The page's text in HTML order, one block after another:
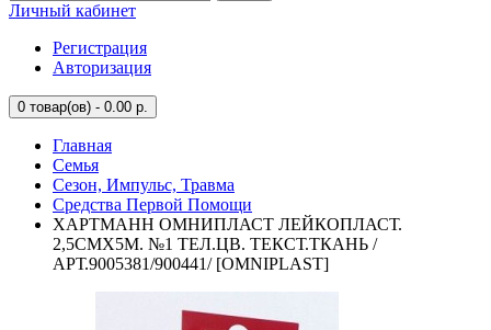
Личный кабинет
Регистрация
Авторизация
0 товар(ов) - 0.00 р.
Главная
Семья
Сезон, Импульс, Травма
Средства Первой Помощи
ХАРТМАНН ОМНИПЛАСТ ЛЕЙКОПЛАСТ.
2,5СМХ5М. №1 ТЕЛ.ЦВ. ТЕКСТ.ТКАНЬ /
АРТ.9005381/900441/ [OMNIPLAST]